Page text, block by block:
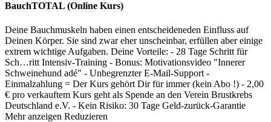
BauchTOTAL (Online Kurs)
Deine Bauchmuskeln haben einen entscheideneden Einfluss auf
Deinen Körper. Sie sind zwar eher unscheinbar, erfüllen aber einige
extrem wichtige Aufgaben. Deine Vorteile: - 28 Tage Schritt für
Sch…ritt Intensiv-Training - Bonus: Motivationsvideo "Innerer
Schweinehund adé" - Unbegrenzter E-Mail-Support -
Einmalzahlung = Der Kurs gehört Dir für immer (kein Abo !) - 2,00
€ pro verkauftem Kurs geht als Spende an den Verein Brustkrebs
Deutschland e.V. - Kein Risiko: 30 Tage Geld-zurück-Garantie
Mehr anzeigen Reduzieren